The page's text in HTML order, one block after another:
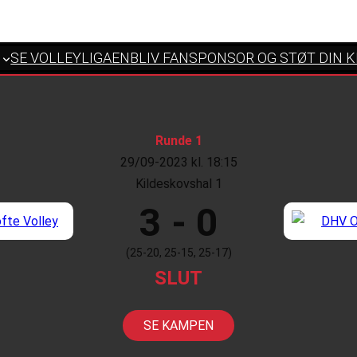
SE VOLLEYLIGAENBLIV FANSPONSOR OG STØT DIN
Runde 1
29/09-2023 kl. 18:15
Kildeskovshal 1
3 - 0
(25-20, 25-15, 25-17)
SLUT
SE KAMPEN